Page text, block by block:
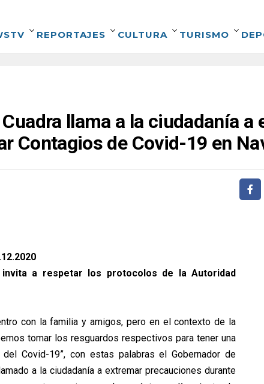
REPORTAJES CULTURA TURISMO
llama a la ciudadanía a
Contagios de Covid-19 en
a respetar los protocolos de la Autoridad
con la familia y amigos, pero en el contexto de la
tomar los resguardos respectivos para tener una
Covid-19”, con estas palabras el Gobernador de
a la ciudadanía a extremar precauciones durante